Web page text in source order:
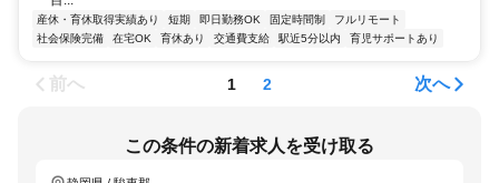
産休・育休取得実績あり 短期 即日勤務OK 固定時間制
フルリモート
社会保険完備
在宅OK 育休あり 交通費支給 駅近5分以内 育児サポートあり
前へ 1 2 次へ
この条件の新着求人を受け取る